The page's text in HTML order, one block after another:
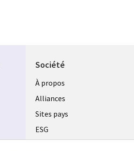
Société
À propos
Alliances
Sites pays
ESG